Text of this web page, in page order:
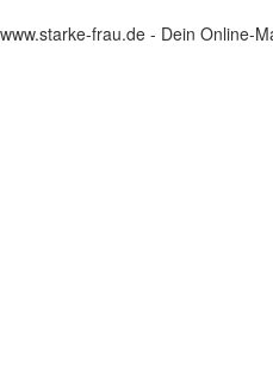
www.starke-frau.de - Dein Online-